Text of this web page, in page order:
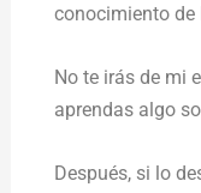
conocimiento de
No te irás de mi
aprendas algo
Después, si lo